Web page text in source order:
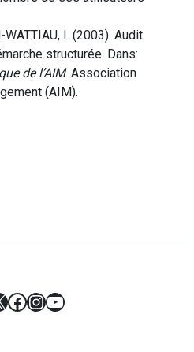
WATTIAU, I. (2003). Audit
structurée. Dans:
de l’AIM. Association
(AIM).
Facebook
Instagram
YouTube